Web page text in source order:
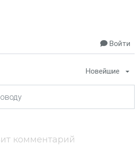
Войти
Новейшие
комментарий